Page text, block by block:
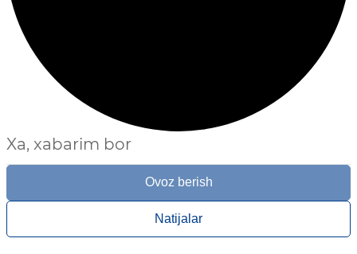
Xa, xabarim bor
Ovoz berish
Natijalar